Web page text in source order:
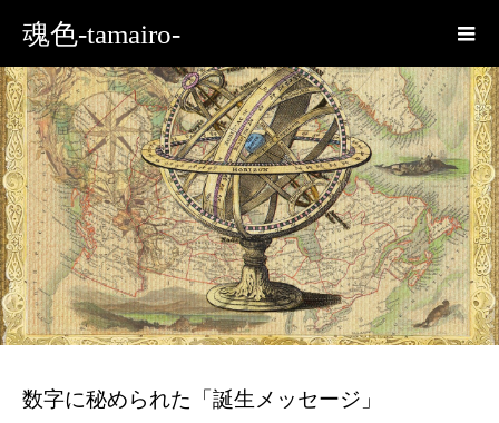
魂色-tamairo-
数字に秘められた「誕生メッセージ」